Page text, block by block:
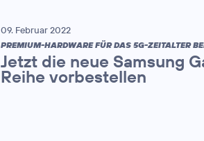
09. Februar 2022
PREMIUM-HARDWARE FÜR DAS 5G-ZEITALTER
Jetzt die neue Samsung
Reihe vorbestellen